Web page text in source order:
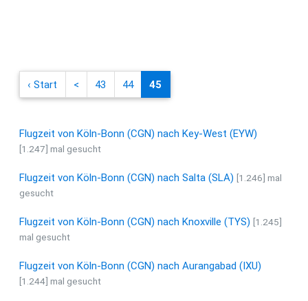
‹ Start < 43 44 45
Flugzeit von Köln-Bonn (CGN) nach Key-West (EYW)
[1.247] mal gesucht
Flugzeit von Köln-Bonn (CGN) nach Salta (SLA) [1.246] mal
gesucht
Flugzeit von Köln-Bonn (CGN) nach Knoxville (TYS) [1.245]
mal gesucht
Flugzeit von Köln-Bonn (CGN) nach Aurangabad (IXU)
[1.244] mal gesucht